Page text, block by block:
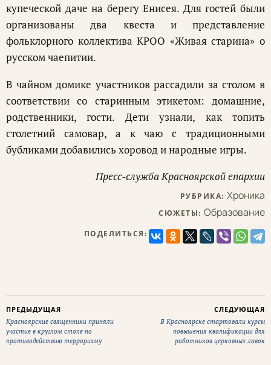
купеческой даче на берегу Енисея. Для гостей были
организованы два квеста и представление
фольклорного коллектива КРОО «Живая старина» о
русском чаепитии.
В чайном домике участников рассадили за столом в
соответствии со старинным этикетом: домашние,
родственники, гости. Дети узнали, как топить
столетний самовар, а к чаю с традиционными
бубликами добавились хоровод и народные игры.
Пресс-служба Красноярской епархии
РУБРИКА: Хроника
СЮЖЕТЫ: Образование
ПОДЕЛИТЬСЯ:
ПРЕДЫДУЩАЯ
Красноярские священники приняли
участие в круглом столе по
противодействию терроризму
СЛЕДУЮЩАЯ
В Красноярске стартовали курсы
повышения квалификации для
работников церковных лавок